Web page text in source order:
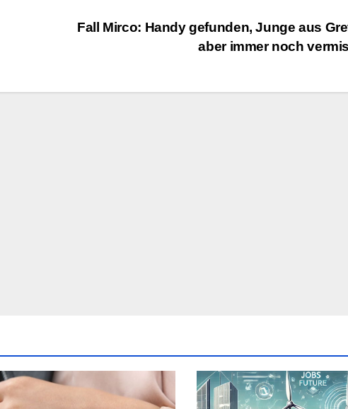
Fall Mirco: Handy gefunden, Junge aus
aber immer noch